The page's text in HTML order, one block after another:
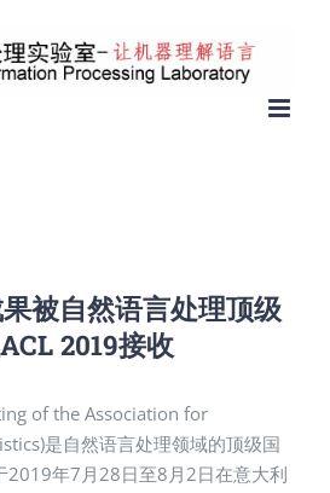
被自然语言处理顶级
2019接收
of the Association for
是自然语言处理领域的顶级国
2019年7月28日至8月2日在意大利